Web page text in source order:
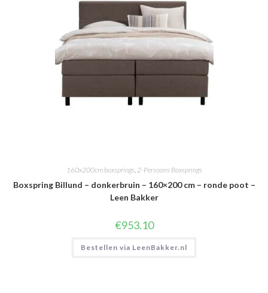
160x200cm boxsprings 2-Persoons Boxsprings
Boxspring Billund – donkerbruin – 160×200 cm – ronde poot –
Leen Bakker
€953.10
Bestellen via LeenBakker.nl